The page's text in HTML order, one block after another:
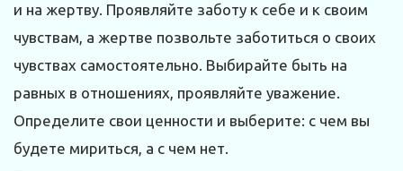
и на жертву. Проявляйте заботу к себе и к своим
чувствам, а жертве позвольте заботиться о своих
чувствах самостоятельно. Выбирайте быть на
равных в отношениях, проявляйте уважение.
Определите свои ценности и выберите: с чем вы
будете мириться, а с чем нет.